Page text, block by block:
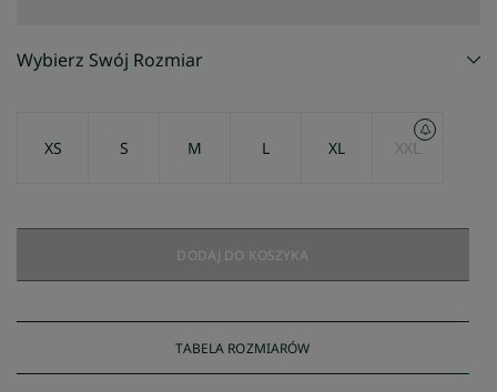
Wybierz Swój Rozmiar
XS S M L XL XXL
DODAJ DO KOSZYKA
TABELA ROZMIARÓW